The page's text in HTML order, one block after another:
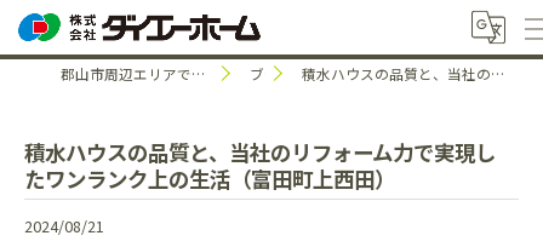
郡山市周辺エリアで中古住宅のことなら株式会社ダイエーホーム ブログ 積水ハウスの品質と、当社のリフォーム力で実現したワンランク上の生活（富田町上西田）
積水ハウスの品質と、当社のリフォーム力で実現し
たワンランク上の生活（富田町上西田）
2024/08/21